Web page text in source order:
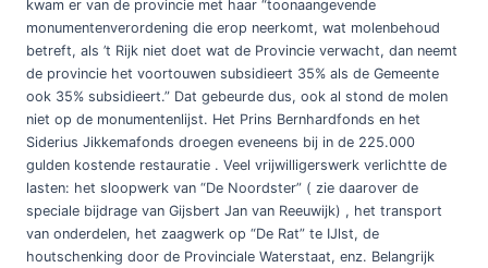
kwam er van de provincie met haar “toonaangevende
monumentenverordening die erop neerkomt, wat molenbehoud
betreft, als ’t Rijk niet doet wat de Provincie verwacht, dan neemt
de provincie het voortouwen subsidieert 35% als de Gemeente
ook 35% subsidieert.” Dat gebeurde dus, ook al stond de molen
niet op de monumentenlijst. Het Prins Bernhardfonds en het
Siderius Jikkemafonds droegen eveneens bij in de 225.000
gulden kostende restauratie . Veel vrijwilligerswerk verlichtte de
lasten: het sloopwerk van “De Noordster” ( zie daarover de
speciale bijdrage van Gijsbert Jan van Reeuwijk) , het transport
van onderdelen, het zaagwerk op “De Rat” te IJlst, de
houtschenking door de Provinciale Waterstaat, enz. Belangrijk